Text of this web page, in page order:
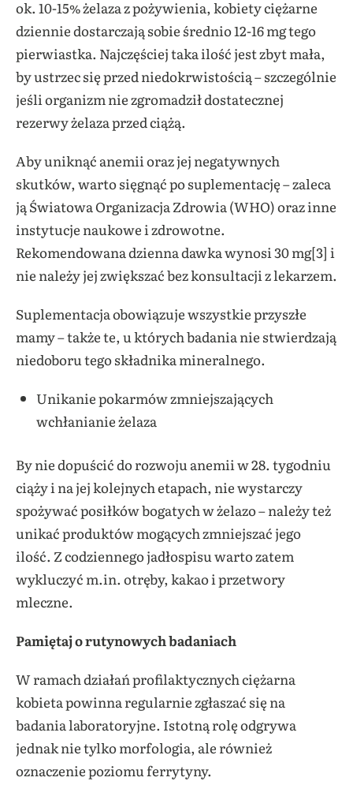
ok. 10-15% żelaza z pożywienia, kobiety ciężarne
dziennie dostarczają sobie średnio 12-16 mg tego
pierwiastka. Najczęściej taka ilość jest zbyt mała,
by ustrzec się przed niedokrwistością – szczególnie
jeśli organizm nie zgromadził dostatecznej
rezerwy żelaza przed ciążą.
Aby uniknąć anemii oraz jej negatywnych
skutków, warto sięgnąć po suplementację – zaleca
ją Światowa Organizacja Zdrowia (WHO) oraz inne
instytucje naukowe i zdrowotne.
Rekomendowana dzienna dawka wynosi 30 mg[3] i
nie należy jej zwiększać bez konsultacji z lekarzem.
Suplementacja obowiązuje wszystkie przyszłe
mamy – także te, u których badania nie stwierdzają
niedoboru tego składnika mineralnego.
Unikanie pokarmów zmniejszających
wchłanianie żelaza
By nie dopuścić do rozwoju anemii w 28. tygodniu
ciąży i na jej kolejnych etapach, nie wystarczy
spożywać posiłków bogatych w żelazo – należy też
unikać produktów mogących zmniejszać jego
ilość. Z codziennego jadłospisu warto zatem
wykluczyć m.in. otręby, kakao i przetwory
mleczne.
Pamiętaj o rutynowych badaniach
W ramach działań profilaktycznych ciężarna
kobieta powinna regularnie zgłaszać się na
badania laboratoryjne. Istotną rolę odgrywa
jednak nie tylko morfologia, ale również
oznaczenie poziomu ferrytyny.